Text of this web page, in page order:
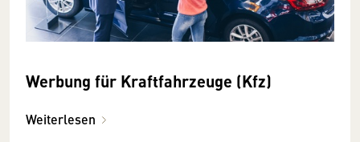
Werbung für Kraftfahrzeuge (Kfz)
Weiterlesen